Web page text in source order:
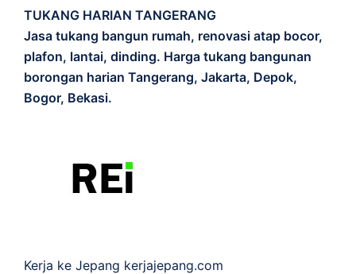
TUKANG HARIAN TANGERANG
Jasa tukang bangun rumah, renovasi atap bocor,
plafon, lantai, dinding. Harga tukang bangunan
borongan harian Tangerang, Jakarta, Depok,
Bogor, Bekasi.
Kerja ke Jepang kerjajepang.com